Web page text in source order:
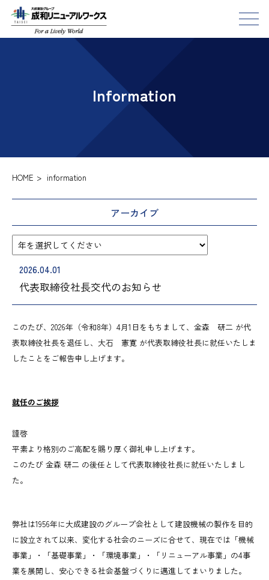
Information
HOME > information
アーカイブ
2026.04.01
代表取締役社長交代のお知らせ
このたび、2026年（令和8年）4月1日をもちまして、金森 研二 が代
表取締役社長を退任し、大石 憲寛 が代表取締役社長に就任いたしま
したことをご報告申し上げます。
就任のご挨拶
謹啓
平素より格別のご高配を賜り厚く御礼申し上げます。
このたび 金森 研二 の後任として代表取締役社長に就任いたしまし
た。
弊社は1956年に大成建設のグループ会社として建設機械の製作を目的
に設立されて以来、変化する社会のニーズに合せて、現在では「機械
事業」・「基礎事業」・「環境事業」・「リニューアル事業」の4事
業を展開し、安心できる社会基盤づくりに邁進してまいりました。